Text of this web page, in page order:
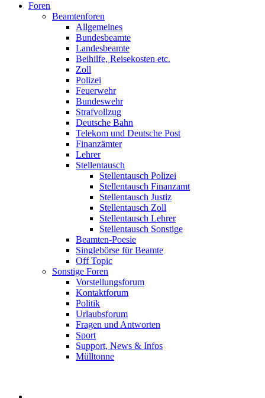
Foren
Beamtenforen
Allgemeines
Bundesbeamte
Landesbeamte
Beihilfe, Reisekosten etc.
Zoll
Polizei
Feuerwehr
Bundeswehr
Strafvollzug
Deutsche Bahn
Telekom und Deutsche Post
Finanzämter
Lehrer
Stellentausch
Stellentausch Polizei
Stellentausch Finanzamt
Stellentausch Justiz
Stellentausch Zoll
Stellentausch Lehrer
Stellentausch Sonstige
Beamten-Poesie
Singlebörse für Beamte
Off Topic
Sonstige Foren
Vorstellungsforum
Kontaktforum
Politik
Urlaubsforum
Fragen und Antworten
Sport
Support, News & Infos
Mülltonne